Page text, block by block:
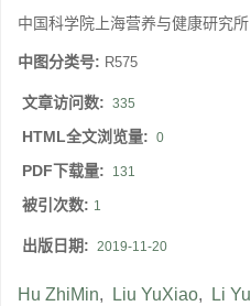
中国科学院上海营养与健康研究所
中图分类号: R575
文章访问数: 335
HTML全文浏览量: 0
PDF下载量: 131
被引次数: 1
出版日期: 2019-11-20
Hu ZhiMin, Liu YuXiao, Li Yu